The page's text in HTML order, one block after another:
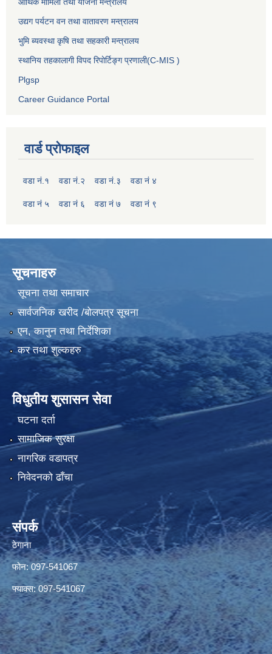
उद्यग पर्यटन वन तथा वातावरण मन्त्रालय
भुमि ब्यवस्था कृषि तथा सहकारी मन्त्रालय
स्थानिय तहकालागी विपद रिपोर्टिङ्ग प्रणाली(C-MIS )
Plgsp
Career Guidance Portal
वार्ड प्रोफाइल
वडा नं.१ वडा नं.२ वडा नं.३ वडा नं ४
वडा नं ५ वडा नं ६ वडा नं ७ वडा नं ९
सूचनाहरु
सूचना तथा समाचार
सार्वजनिक खरीद /बोलपत्र सूचना
एन, कानुन तथा निर्देशिका
कर तथा शुल्कहरु
विधुतीय शुसासन सेवा
घटना दर्ता
सामाजिक सुरक्षा
नागरिक वडापत्र
निवेदनको ढाँचा
संपर्क
ठेगाना
फोन: 097-541067
फ्याक्स: 097-541067